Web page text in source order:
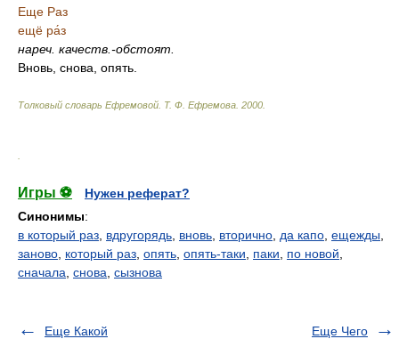
Еще Раз
ещё ра́з
нареч. качеств.-обстоят.
Вновь, снова, опять.
Толковый словарь Ефремовой Т. Ф. Ефремова. 2000
Игры ⚽
Нужен реферат?
Синонимы:
в который раз вдругорядь вновь вторично да капо ещежды
заново который раз опять опять-таки паки по новой
сначала снова сызнова
Еще Какой Еще Чего